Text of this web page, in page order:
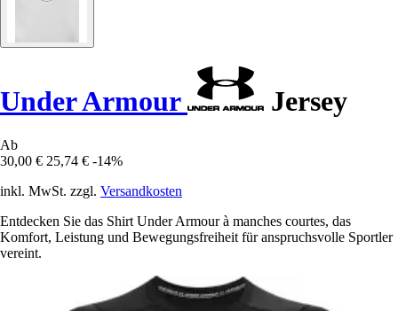
Under Armour Jersey
Ab
30,00 € 25,74 € -14%
inkl. MwSt. zzgl. Versandkosten
Entdecken Sie das Shirt Under Armour à manches courtes, das
Komfort, Leistung und Bewegungsfreiheit für anspruchsvolle Sportler
vereint.